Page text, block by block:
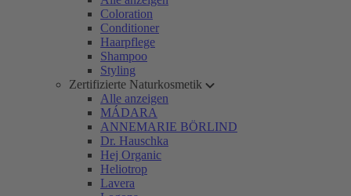
Coloration
Conditioner
Haarpflege
Shampoo
Styling
Zertifizierte Naturkosmetik
Alle anzeigen
MÁDARA
ANNEMARIE BÖRLIND
Dr. Hauschka
Hej Organic
Heliotrop
Lavera